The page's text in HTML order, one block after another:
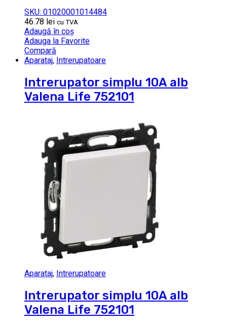
SKU: 01020001014484
46.78 lei cu TVA
Adaugă în coș
Adauga la Favorite
Compară
Aparataj, Intrerupatoare
Intrerupator simplu 10A alb
Valena Life 752101
Aparataj, Intrerupatoare
Intrerupator simplu 10A alb
Valena Life 752101